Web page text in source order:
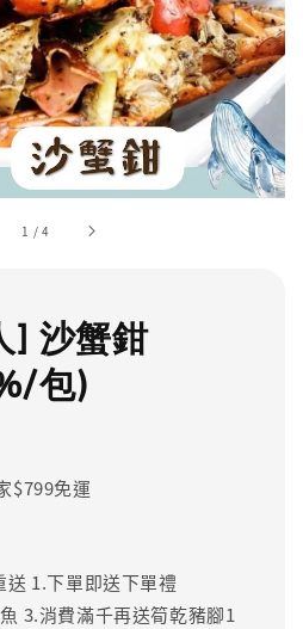
1 /4
] 沙蟹鉗
包)
$799免運
1.下單即送下單禮
3.消費滿千再送筍乾豬腳1